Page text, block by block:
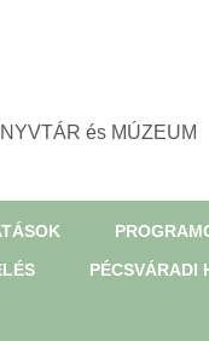
és MÚZEUM
PÉCSVÁRADI